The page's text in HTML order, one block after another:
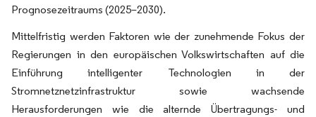
Prognosezeitraums (2025–2030).
Mittelfristig werden Faktoren wie der zunehmende Fokus der
Regierungen in den europäischen Volkswirtschaften auf die
Einführung intelligenter Technologien in der
Stromnetznetzinfrastruktur sowie wachsende
Herausforderungen wie die alternde Übertragungs- und